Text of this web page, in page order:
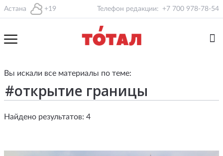
Астана +19 Телефон редакции: +7 700 978-78-54
Вы искали все материалы по теме:
Найдено результатов: 4